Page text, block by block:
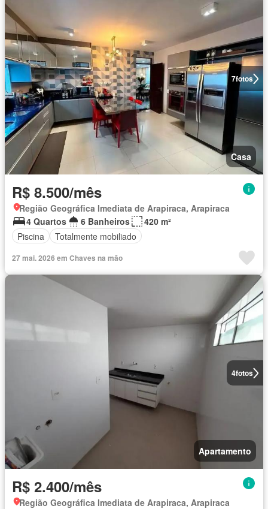
7fotos
Casa
R$ 8.500/mês
Região Geográfica Imediata de Arapiraca, Arapiraca
4 Quartos
6 Banheiros
420 m²
Piscina
Totalmente mobiliado
27 mai. 2026 em Chaves na mão
4fotos
Apartamento
R$ 2.400/mês
Região Geográfica Imediata de Arapiraca, Arapiraca